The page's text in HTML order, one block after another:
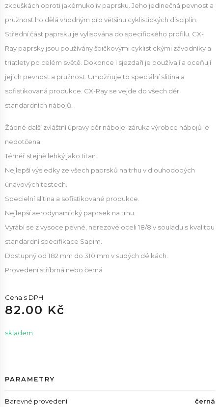
zkouškách oproti jakémukoliv paprsku. Jeho jedinečná pevnost a
pružnost ho dělá vhodným pro většinu cyklistických disciplín.
Střední část paprsku je vylisována do specifického profilu. CX-
Ray paprsky jsou používány špičkovými cyklistickými závodníky a
triatlety po celém světě. Dokonce i sjezdaři je používají a oceňují
jejich pevnost a pružnost. Umožňuje to speciální slitina a
sofistikovaná produkce. CX-Ray se vejde do všech děr
standardních nábojů.
Žádné další zvláštní úpravy děr náboje; záruka výrobce nábojů je
nedotčena.
Téměř stejně lehký jako titan.
Nejlepší výsledky ze všech paprsků na trhu v dlouhodobých
únavových testech.
Specielní slitina a sofistikované produkce.
Nejlepší aerodynamický paprsek na trhu.
Vyrábí se z vysoce pevné, nerezové oceli 18/8 v souladu s kvalitou
standardní specifikace Sapim.
Dostupný od 182 mm do 310 mm v sudých délkách.
Provedení stříbrná nebo černá
Cena s DPH
82.00 Kč
skladem
PARAMETRY
Barevné provedení černá